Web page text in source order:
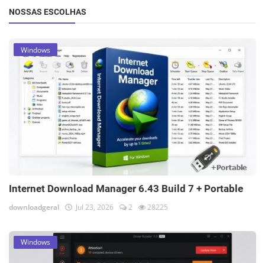
NOSSAS ESCOLHAS
Windows
Internet Download Manager 6.43 Build 7 + Portable
downloadgeral Jul 23, 2026 2 28225
Windows